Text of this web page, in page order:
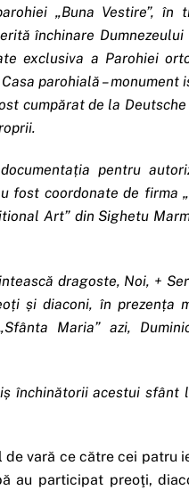
„Buna Vestire”, în
închinare Dumnezeului
exclusiva a Parohiei
parohială – monument
cumpărat de la Deutsche
pentru
fost coordonate de firma
Art” din Sighetu
dragoste, Noi, +
și diaconi, în prezența
Maria” azi,
închinătorii acestui sfânt
vară ce către cei patru
au participat preoţi,